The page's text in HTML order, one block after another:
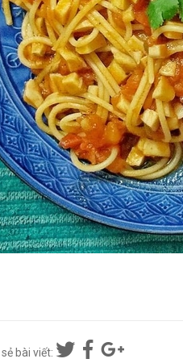
bài viết: